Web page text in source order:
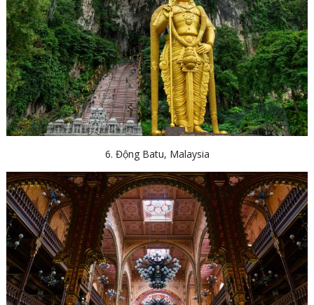
6. Động Batu, Malaysia